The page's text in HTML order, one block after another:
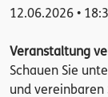
12.06.2026 •
Veranstaltung
Schauen Sie
und vereinbaren